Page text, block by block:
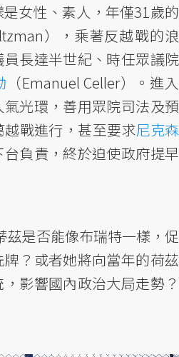
女性、素人，年僅31歲的
），乘著反越戰的浪
長達半世紀、時任眾議院
（Emanuel Celler）。進入
光環，善用眾院司法及預
戰進行，甚至要求尼克森
負責，終於迫使政府提早
茲是否能像布瑞特一樣，促
？或者她將向當年的荷茲
影響國內政治大局走勢？